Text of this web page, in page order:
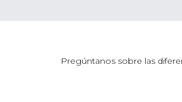
Pregúntanos sobre las